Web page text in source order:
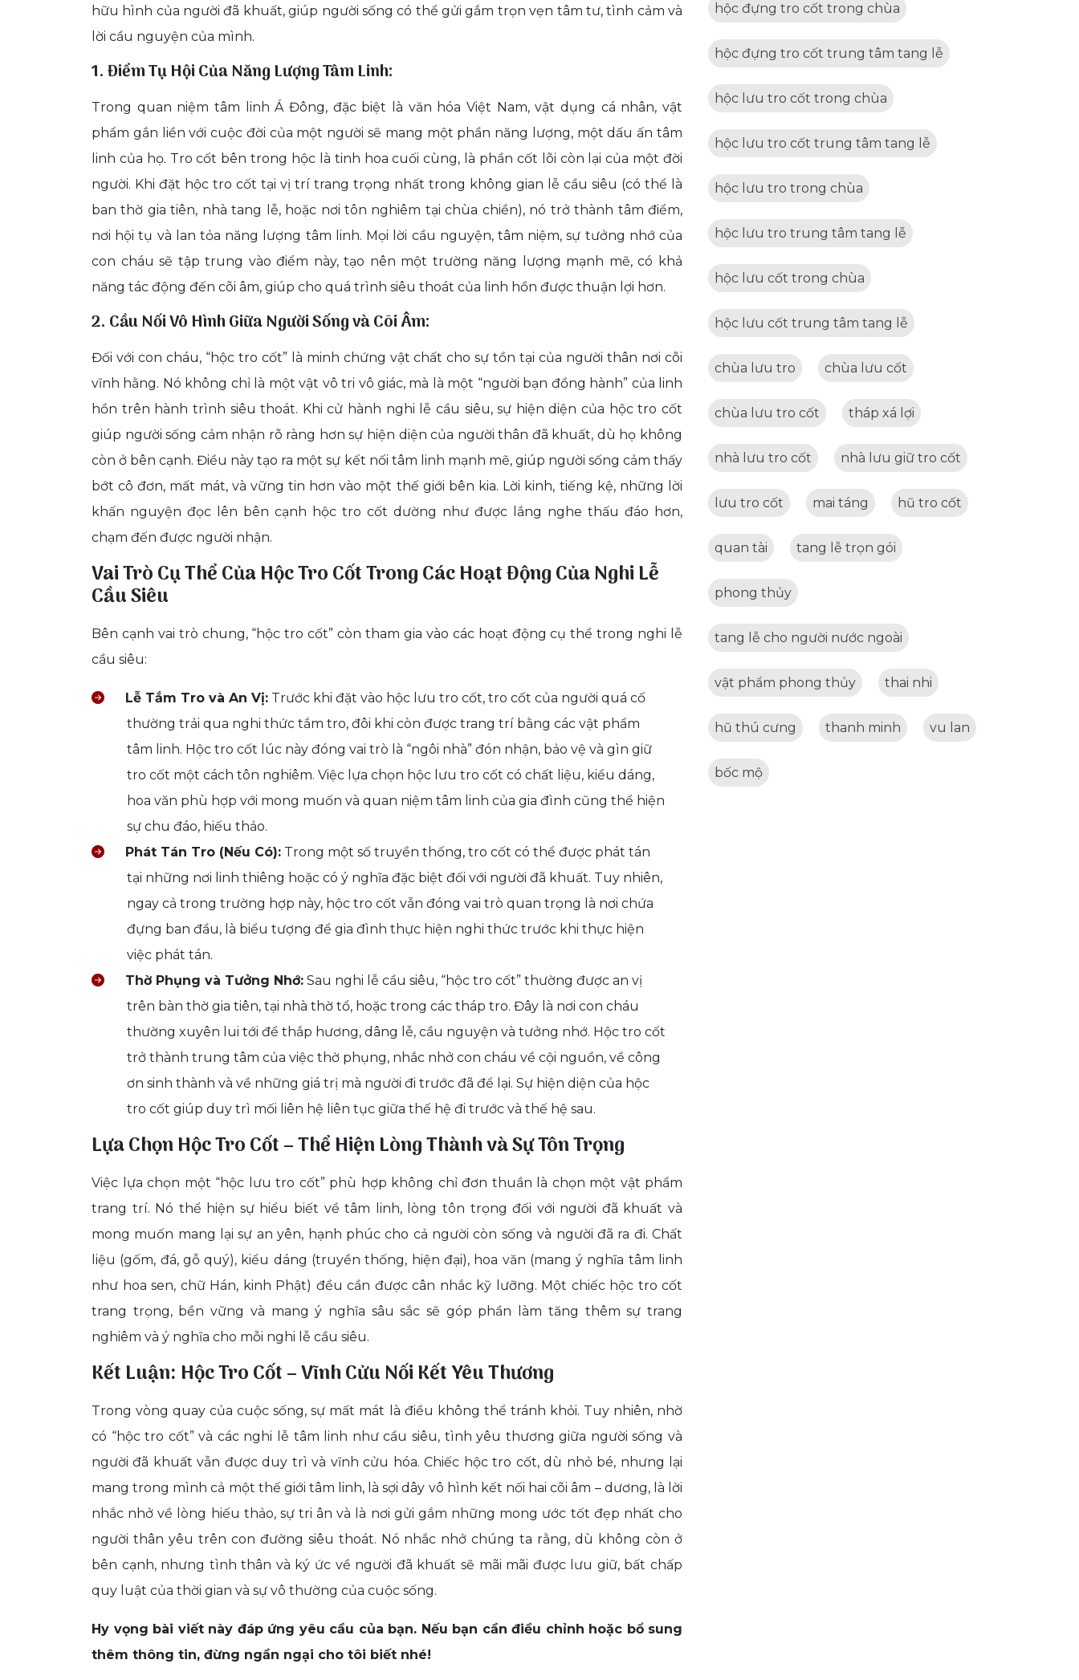
hữu hình của người đã khuất, giúp người sống có thể gửi gắm trọn vẹn tâm tư, tình cảm và
lời cầu nguyện của mình.
1. Điểm Tụ Hội Của Năng Lượng Tâm Linh:
Trong quan niệm tâm linh Á Đông, đặc biệt là văn hóa Việt Nam, vật dụng cá nhân, vật
phẩm gắn liền với cuộc đời của một người sẽ mang một phần năng lượng, một dấu ấn tâm
linh của họ. Tro cốt bên trong hộc là tinh hoa cuối cùng, là phần cốt lõi còn lại của một đời
người. Khi đặt hộc tro cốt tại vị trí trang trọng nhất trong không gian lễ cầu siêu (có thể là
ban thờ gia tiên, nhà tang lễ, hoặc nơi tôn nghiêm tại chùa chiền), nó trở thành tâm điểm,
nơi hội tụ và lan tỏa năng lượng tâm linh. Mọi lời cầu nguyện, tâm niệm, sự tưởng nhớ của
con cháu sẽ tập trung vào điểm này, tạo nên một trường năng lượng mạnh mẽ, có khả
năng tác động đến cõi âm, giúp cho quá trình siêu thoát của linh hồn được thuận lợi hơn.
2. Cầu Nối Vô Hình Giữa Người Sống và Cõi Âm:
Đối với con cháu, “hộc tro cốt” là minh chứng vật chất cho sự tồn tại của người thân nơi cõi
vĩnh hằng. Nó không chỉ là một vật vô tri vô giác, mà là một “người bạn đồng hành” của linh
hồn trên hành trình siêu thoát. Khi cử hành nghi lễ cầu siêu, sự hiện diện của hộc tro cốt
giúp người sống cảm nhận rõ ràng hơn sự hiện diện của người thân đã khuất, dù họ không
còn ở bên cạnh. Điều này tạo ra một sự kết nối tâm linh mạnh mẽ, giúp người sống cảm thấy
bớt cô đơn, mất mát, và vững tin hơn vào một thế giới bên kia. Lời kinh, tiếng kệ, những lời
khấn nguyện đọc lên bên cạnh hộc tro cốt dường như được lắng nghe thấu đáo hơn,
chạm đến được người nhận.
Vai Trò Cụ Thể Của Hộc Tro Cốt Trong Các Hoạt Động Của Nghi Lễ
Cầu Siêu
Bên cạnh vai trò chung, “hộc tro cốt” còn tham gia vào các hoạt động cụ thể trong nghi lễ
cầu siêu:
Lễ Tắm Tro và An Vị: Trước khi đặt vào hộc lưu tro cốt, tro cốt của người quá cố
thường trải qua nghi thức tắm tro, đôi khi còn được trang trí bằng các vật phẩm
tâm linh. Hộc tro cốt lúc này đóng vai trò là “ngôi nhà” đón nhận, bảo vệ và gìn giữ
tro cốt một cách tôn nghiêm. Việc lựa chọn hộc lưu tro cốt có chất liệu, kiểu dáng,
hoa văn phù hợp với mong muốn và quan niệm tâm linh của gia đình cũng thể hiện
sự chu đáo, hiếu thảo.
Phát Tán Tro (Nếu Có): Trong một số truyền thống, tro cốt có thể được phát tán
tại những nơi linh thiêng hoặc có ý nghĩa đặc biệt đối với người đã khuất. Tuy nhiên,
ngay cả trong trường hợp này, hộc tro cốt vẫn đóng vai trò quan trọng là nơi chứa
đựng ban đầu, là biểu tượng để gia đình thực hiện nghi thức trước khi thực hiện
việc phát tán.
Thờ Phụng và Tưởng Nhớ: Sau nghi lễ cầu siêu, “hộc tro cốt” thường được an vị
trên bàn thờ gia tiên, tại nhà thờ tổ, hoặc trong các tháp tro. Đây là nơi con cháu
thường xuyên lui tới để thắp hương, dâng lễ, cầu nguyện và tưởng nhớ. Hộc tro cốt
trở thành trung tâm của việc thờ phụng, nhắc nhở con cháu về cội nguồn, về công
ơn sinh thành và về những giá trị mà người đi trước đã để lại. Sự hiện diện của hộc
tro cốt giúp duy trì mối liên hệ liên tục giữa thế hệ đi trước và thế hệ sau.
Lựa Chọn Hộc Tro Cốt – Thể Hiện Lòng Thành và Sự Tôn Trọng
Việc lựa chọn một “hộc lưu tro cốt” phù hợp không chỉ đơn thuần là chọn một vật phẩm
trang trí. Nó thể hiện sự hiểu biết về tâm linh, lòng tôn trọng đối với người đã khuất và
mong muốn mang lại sự an yên, hạnh phúc cho cả người còn sống và người đã ra đi. Chất
liệu (gốm, đá, gỗ quý), kiểu dáng (truyền thống, hiện đại), hoa văn (mang ý nghĩa tâm linh
như hoa sen, chữ Hán, kinh Phật) đều cần được cân nhắc kỹ lưỡng. Một chiếc hộc tro cốt
trang trọng, bền vững và mang ý nghĩa sâu sắc sẽ góp phần làm tăng thêm sự trang
nghiêm và ý nghĩa cho mỗi nghi lễ cầu siêu.
Kết Luận: Hộc Tro Cốt – Vĩnh Cửu Nối Kết Yêu Thương
Trong vòng quay của cuộc sống, sự mất mát là điều không thể tránh khỏi. Tuy nhiên, nhờ
có “hộc tro cốt” và các nghi lễ tâm linh như cầu siêu, tình yêu thương giữa người sống và
người đã khuất vẫn được duy trì và vĩnh cửu hóa. Chiếc hộc tro cốt, dù nhỏ bé, nhưng lại
mang trong mình cả một thế giới tâm linh, là sợi dây vô hình kết nối hai cõi âm – dương, là lời
nhắc nhở về lòng hiếu thảo, sự tri ân và là nơi gửi gắm những mong ước tốt đẹp nhất cho
người thân yêu trên con đường siêu thoát. Nó nhắc nhở chúng ta rằng, dù không còn ở
bên cạnh, nhưng tình thân và ký ức về người đã khuất sẽ mãi mãi được lưu giữ, bất chấp
quy luật của thời gian và sự vô thường của cuộc sống.
Hy vọng bài viết này đáp ứng yêu cầu của bạn. Nếu bạn cần điều chỉnh hoặc bổ sung
thêm thông tin, đừng ngần ngại cho tôi biết nhé!
hộc đựng tro cốt trong chùa
hộc đựng tro cốt trung tâm tang lễ
hộc lưu tro cốt trong chùa
hộc lưu tro cốt trung tâm tang lễ
hộc lưu tro trong chùa
hộc lưu tro trung tâm tang lễ
hộc lưu cốt trong chùa
hộc lưu cốt trung tâm tang lễ
chùa lưu tro chùa lưu cốt
chùa lưu tro cốt tháp xá lợi
nhà lưu tro cốt nhà lưu giữ tro cốt
lưu tro cốt mai táng hũ tro cốt
quan tài tang lễ trọn gói
phong thủy
tang lễ cho người nước ngoài
vật phẩm phong thủy thai nhi
hũ thú cưng thanh minh vu lan
bốc mộ